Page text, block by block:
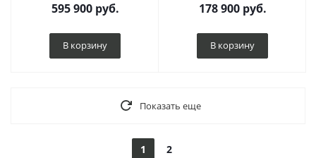
595 900руб.
В корзину
178 900руб.
В корзину
Показать еще
1 2